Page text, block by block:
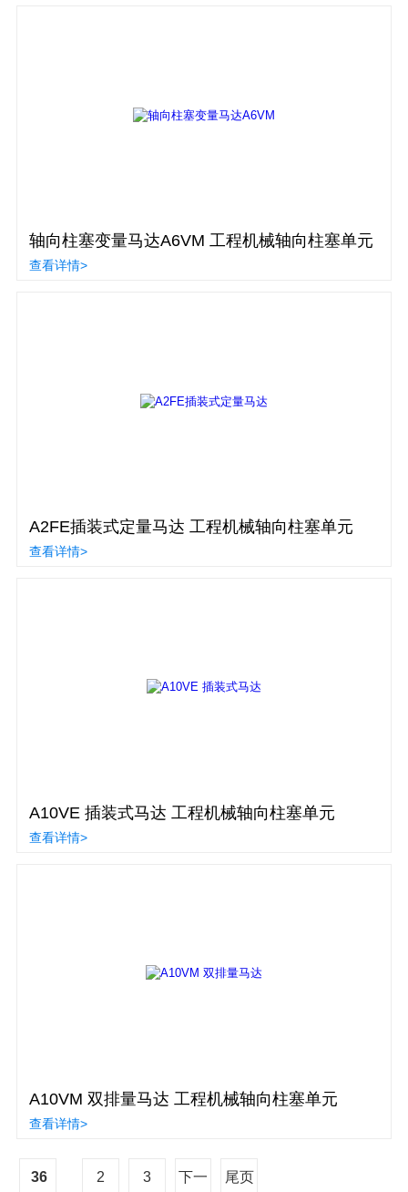
轴向柱塞变量马达A6VM 工程机械轴向柱塞单元
查看详情>
A2FE插装式定量马达 工程机械轴向柱塞单元
查看详情>
A10VE 插装式马达 工程机械轴向柱塞单元
查看详情>
A10VM 双排量马达 工程机械轴向柱塞单元
查看详情>
36 2 3 下一 尾页